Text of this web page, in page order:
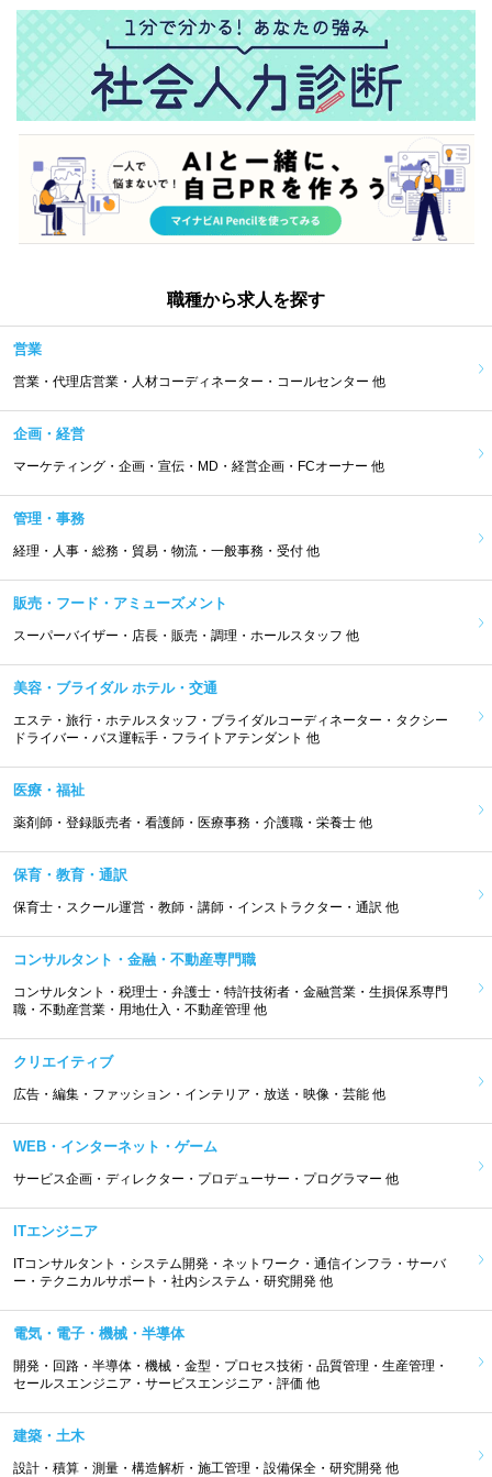
職種から求人を探す
営業
営業・代理店営業・人材コーディネーター・コールセンター 他
企画・経営
マーケティング・企画・宣伝・MD・経営企画・FCオーナー 他
管理・事務
経理・人事・総務・貿易・物流・一般事務・受付 他
販売・フード・アミューズメント
スーパーバイザー・店長・販売・調理・ホールスタッフ 他
美容・ブライダル ホテル・交通
エステ・旅行・ホテルスタッフ・ブライダルコーディネーター・タクシー
ドライバー・バス運転手・フライトアテンダント 他
医療・福祉
薬剤師・登録販売者・看護師・医療事務・介護職・栄養士 他
保育・教育・通訳
保育士・スクール運営・教師・講師・インストラクター・通訳 他
コンサルタント・金融・不動産専門職
コンサルタント・税理士・弁護士・特許技術者・金融営業・生損保系専門
職・不動産営業・用地仕入・不動産管理 他
クリエイティブ
広告・編集・ファッション・インテリア・放送・映像・芸能 他
WEB・インターネット・ゲーム
サービス企画・ディレクター・プロデューサー・プログラマー 他
ITエンジニア
ITコンサルタント・システム開発・ネットワーク・通信インフラ・サーバ
ー・テクニカルサポート・社内システム・研究開発 他
電気・電子・機械・半導体
開発・回路・半導体・機械・金型・プロセス技術・品質管理・生産管理・
セールスエンジニア・サービスエンジニア・評価 他
建築・土木
設計・積算・測量・構造解析・施工管理・設備保全・研究開発 他